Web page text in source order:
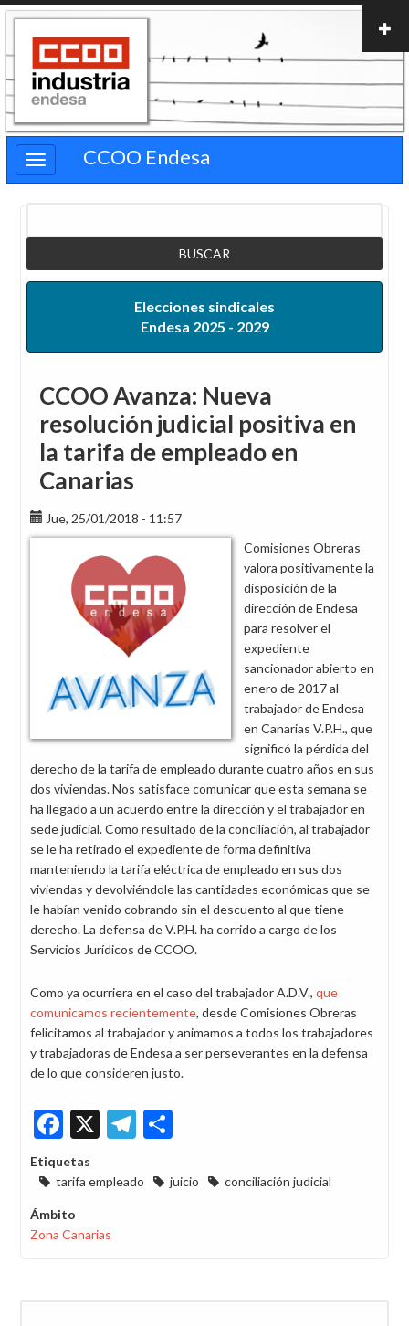
Pasar
contenido
principal
CCOO Endesa
Elecciones sindicales
Endesa 2025 - 2029
CCOO Avanza: Nueva
resolución judicial positiva en
la tarifa de empleado en
Canarias
Jue, 25/01/2018 - 11:57
Comisiones Obreras
valora positivamente la
disposición de la
dirección de Endesa
para resolver el
expediente
sancionador abierto en
enero de 2017 al
trabajador de Endesa
en Canarias V.P.H., que
significó la pérdida del
derecho de la tarifa de empleado durante cuatro años en sus
dos viviendas. Nos satisface comunicar que esta semana se
ha llegado a un acuerdo entre la dirección y el trabajador en
sede judicial. Como resultado de la conciliación, al trabajador
se le ha retirado el expediente de forma definitiva
manteniendo la tarifa eléctrica de empleado en sus dos
viviendas y devolviéndole las cantidades económicas que se
le habían venido cobrando sin el descuento al que tiene
derecho. La defensa de V.P.H. ha corrido a cargo de los
Servicios Jurídicos de CCOO.
Como ya ocurriera en el caso del trabajador A.D.V., que
comunicamos recientemente, desde Comisiones Obreras
felicitamos al trabajador y animamos a todos los trabajadores
y trabajadoras de Endesa a ser perseverantes en la defensa
de lo que consideren justo.
Facebook
X Telegram
Etiquetas
tarifa empleado
juicio conciliación judicial
Ámbito
Zona Canarias